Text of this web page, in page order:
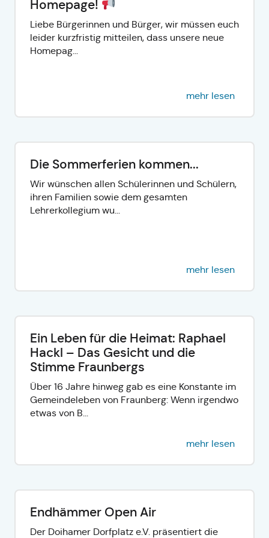
Homepage!
Liebe Bürgerinnen und Bürger, wir müssen euch
leider kurzfristig mitteilen, dass unsere neue
Homepag...
mehr lesen
Die Sommerferien kommen...
Wir wünschen allen Schülerinnen und Schülern,
ihren Familien sowie dem gesamten
Lehrerkollegium wu...
mehr lesen
Ein Leben für die Heimat: Raphael
Hackl – Das Gesicht und die
Stimme Fraunbergs
Über 16 Jahre hinweg gab es eine Konstante im
Gemeindeleben von Fraunberg: Wenn irgendwo
etwas von B...
mehr lesen
Endhämmer Open Air
Der Doihamer Dorfplatz e.V. präsentiert die